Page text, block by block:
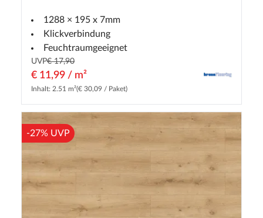
1288 × 195 x 7mm
Klickverbindung
Feuchtraumgeeignet
UVP€ 17,90
€ 11,99 / m²
Inhalt: 2.51 m²(€ 30,09 / Paket)
-27% UVP